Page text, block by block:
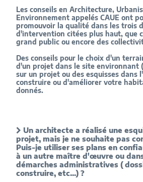
Les conseils en Architecture,
Environnement appelés CAUE ont
promouvoir la qualité dans les trois
d'intervention citées plus haut, que
grand public ou encore des
Des conseils pour le choix d'un
d'un projet dans le site environnant
sur un projet ou des esquisses dans
construire ou d'améliorer votre
donnés.
Un architecte a réalisé une
projet, mais je ne souhaite pas
Puis-je utiliser ses plans en
à un autre maître d'œuvre ou
démarches administratives (
construire, etc...) ?